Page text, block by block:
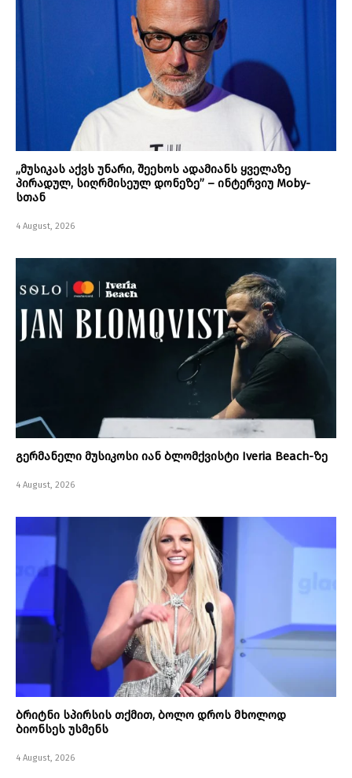
„მუსიკას აქვს უნარი, შეეხოს ადამიანს ყველაზე
პირადულ, სიღრმისეულ დონეზე” – ინტერვიუ Moby-
სთან
4 August, 2026
გერმანელი მუსიკოსი იან ბლომქვისტი Iveria Beach-ზე
4 August, 2026
ბრიტნი სპირსის თქმით, ბოლო დროს მხოლოდ
ბიონსეს უსმენს
4 August, 2026